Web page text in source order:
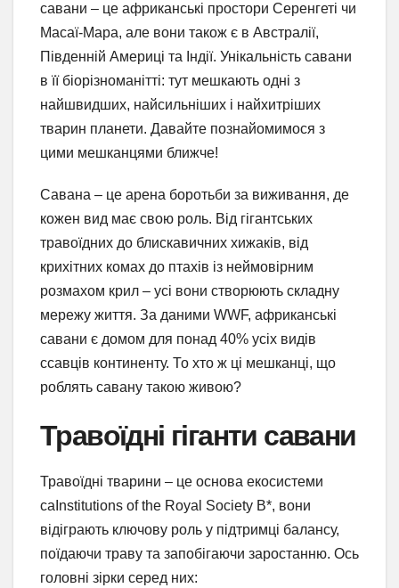
савани – це африканські простори Серенгеті чи
Масаї-Мара, але вони також є в Австралії,
Південній Америці та Індії. Унікальність савани
в її біорізноманітті: тут мешкають одні з
найшвидших, найсильніших і найхитріших
тварин планети. Давайте познайомимося з
цими мешканцями ближче!
Савана – це арена боротьби за виживання, де
кожен вид має свою роль. Від гігантських
травоїдних до блискавичних хижаків, від
крихітних комах до птахів із неймовірним
розмахом крил – усі вони створюють складну
мережу життя. За даними WWF, африканські
савани є домом для понад 40% усіх видів
ссавців континенту. То хто ж ці мешканці, що
роблять савану такою живою?
Травоїдні гіганти савани
Травоїдні тварини – це основа екосистеми
саInstitutions of the Royal Society B*, вони
відіграють ключову роль у підтримці балансу,
поїдаючи траву та запобігаючи заростанню. Ось
головні зірки серед них: